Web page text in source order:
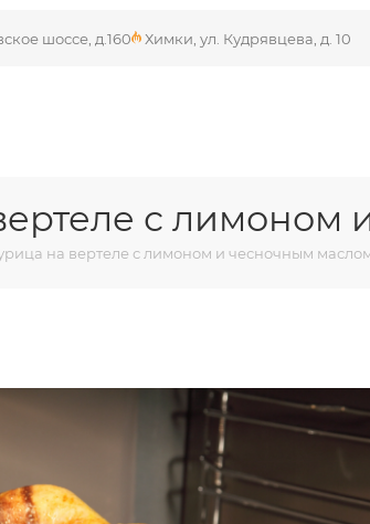
шоссе, д.160 Химки, ул. Кудрявцева, д. 10
с лимоном
на вертеле с лимоном и чесночным